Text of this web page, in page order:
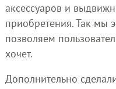
аксессуаров и
приобретения. Так мы
позволяем
хочет.
Дополнительно